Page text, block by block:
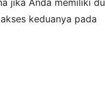
jika Anda memiliki
keduanya pada